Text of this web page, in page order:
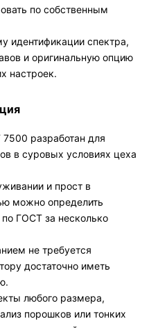
по собственным
идентификации спектра,
и оригинальную опцию
настроек.
7500 разработан для
в суровых условиях цеха
и прост в
можно определить
ГОСТ за несколько
не требуется
достаточно иметь
любого размера,
порошков или тонких